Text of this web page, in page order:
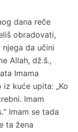
dana reče
obradovati,
da učini
Allah, dž.š.,
Imama
kuće upita: „Ko
Imam
Imam se tada
ta žena